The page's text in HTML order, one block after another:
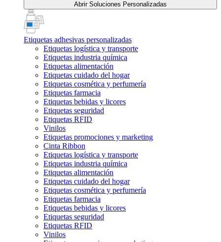
Abrir Soluciones Personalizadas
Etiquetas adhesivas personalizadas
Etiquetas logística y transporte
Etiquetas industria química
Etiquetas alimentación
Etiquetas cuidado del hogar
Etiquetas cosmética y perfumería
Etiquetas farmacia
Etiquetas bebidas y licores
Etiquetas seguridad
Etiquetas RFID
Vinilos
Etiquetas promociones y marketing
Cinta Ribbon
Etiquetas logística y transporte
Etiquetas industria química
Etiquetas alimentación
Etiquetas cuidado del hogar
Etiquetas cosmética y perfumería
Etiquetas farmacia
Etiquetas bebidas y licores
Etiquetas seguridad
Etiquetas RFID
Vinilos